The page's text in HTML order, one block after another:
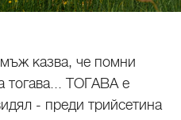
казва, че помни
тогава... ТОГАВА е
- преди трийсетина